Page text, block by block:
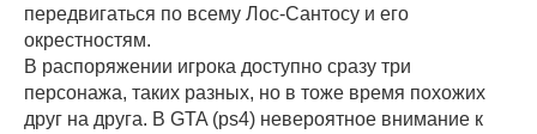
передвигаться по всему Лос-Сантосу и его
окрестностям.
В распоряжении игрока доступно сразу три
персонажа, таких разных, но в тоже время похожих
друг на друга. В GTA (ps4) невероятное внимание к